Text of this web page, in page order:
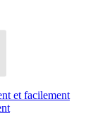
et facilement